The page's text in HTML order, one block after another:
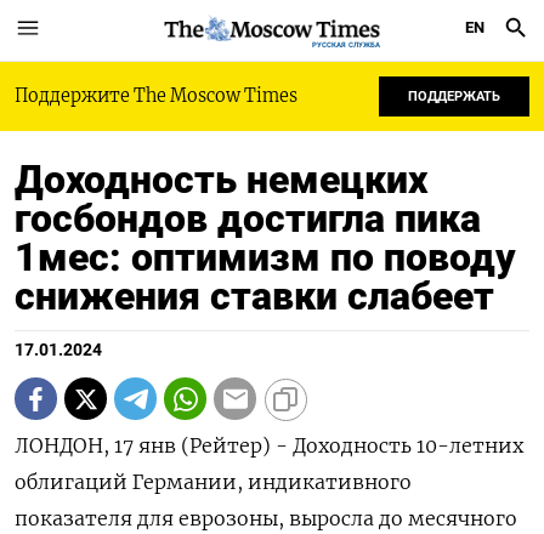
РУССКАЯ СЛУЖБА
EN
Поддержите The Moscow Times ПОДДЕРЖАТЬ
Доходность немецких
госбондов достигла пика
1мес: оптимизм по поводу
снижения ставки слабеет
17.01.2024
ЛОНДОН, 17 янв (Рейтер) - Доходность 10-летних
облигаций Германии, индикативного
показателя для еврозоны, выросла до месячного